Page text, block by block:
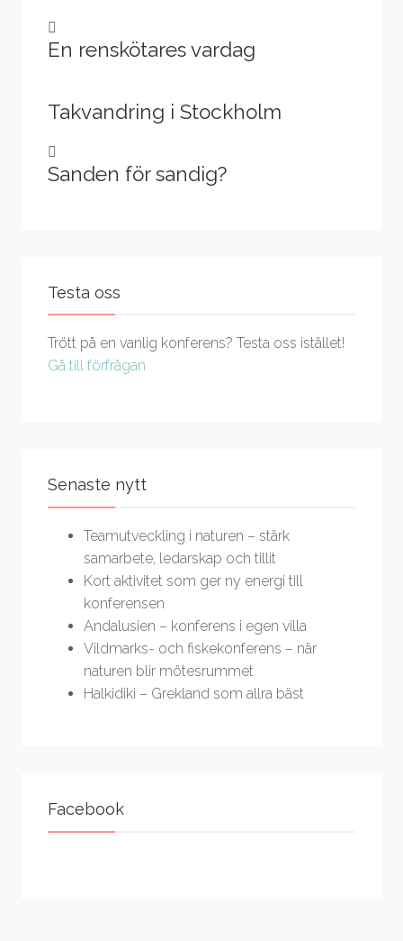
En renskötares vardag
Takvandring i Stockholm
Sanden för sandig?
Testa oss
Trött på en vanlig konferens? Testa oss istället!
Gå till förfrågan
Senaste nytt
Teamutveckling i naturen – stärk
samarbete, ledarskap och tillit
Kort aktivitet som ger ny energi till
konferensen
Andalusien – konferens i egen villa
Vildmarks- och fiskekonferens – när
naturen blir mötesrummet
Halkidiki – Grekland som allra bäst
Facebook